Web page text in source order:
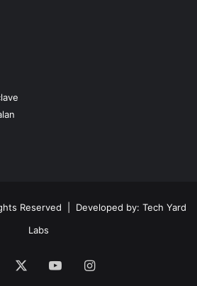
Reserved | Developed by: Tech Yard
Labs
Facebook YouTubeInstagram